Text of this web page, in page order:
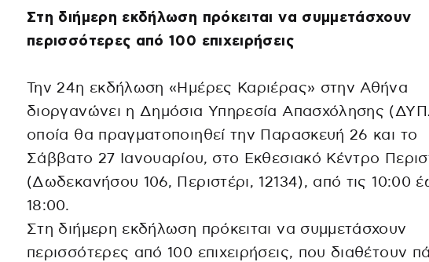
Στη διήμερη εκδήλωση πρόκειται να συμμετάσχουν
περισσότερες από 100 επιχειρήσεις
Την 24η εκδήλωση «Ημέρες Καριέρας» στην Αθήνα
διοργανώνει η Δημόσια Υπηρεσία Απασχόλησης
οποία θα πραγματοποιηθεί την Παρασκευή 26 και το
Σάββατο 27 Ιανουαρίου, στο Εκθεσιακό Κέντρο
(Δωδεκανήσου 106, Περιστέρι, 12134), από τις 10:00
18:00.
Στη διήμερη εκδήλωση πρόκειται να συμμετάσχουν
περισσότερες από 100 επιχειρήσεις, που διαθέτουν